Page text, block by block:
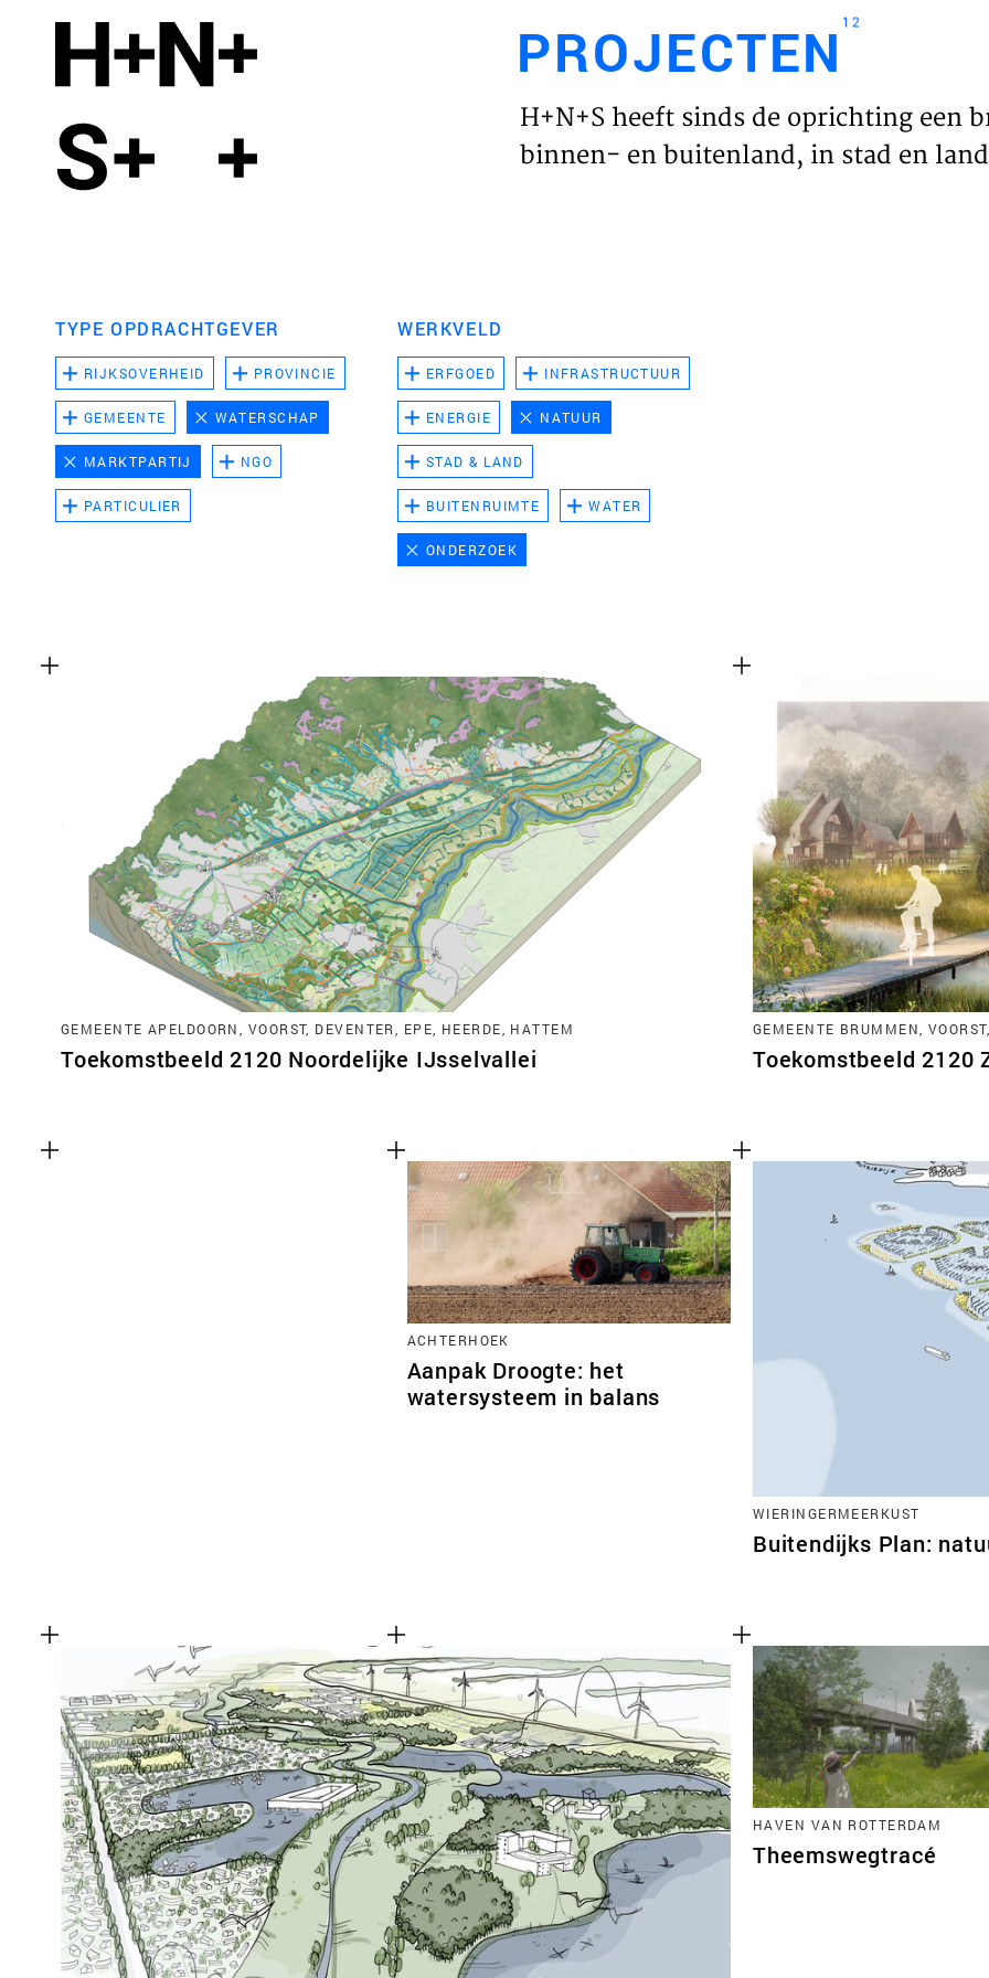
HOME
PROJECTEN 12
H+N+S heeft sinds de oprichting een
binnen- en buitenland, in stad en
TYPE OPDRACHTGEVER
RIJKSOVERHEID PROVINCIE
GEMEENTE WATERSCHAP
MARKTPARTIJ NGO
PARTICULIER
WERKVELD
ERFGOED INFRASTRUCTUUR
ENERGIE NATUUR
STAD & LAND
BUITENRUIMTE WATER
ONDERZOEK
GEMEENTE APELDOORN, VOORST, DEVENTER, EPE, HEERDE, HATTEM
Toekomstbeeld 2120 Noordelijke IJsselvallei
GEMEENTE BRUMMEN,
Toekomstbeeld
ACHTERHOEK
Aanpak Droogte: het
watersysteem in balans
WIERINGERMEERKUST
Buitendijks Plan:
HAVEN VAN ROTTERDAM
Theemswegtracé